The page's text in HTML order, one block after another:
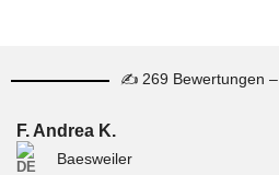
✍ 269 Bewertungen –
F. Andrea K.
Baesweiler